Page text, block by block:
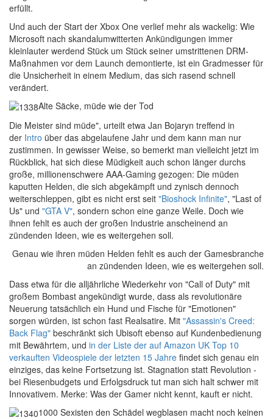
erfüllt.
Und auch der Start der Xbox One verlief mehr als wackelig: Wie
Microsoft nach skandalumwitterten Ankündigungen immer
kleinlauter werdend Stück um Stück seiner umstrittenen DRM-
Maßnahmen vor dem Launch demontierte, ist ein Gradmesser für
die Unsicherheit in einem Medium, das sich rasend schnell
verändert.
Alte Säcke, müde wie der Tod
Die Meister sind müde", urteilt etwa Jan Bojaryn treffend in
der Intro über das abgelaufene Jahr und dem kann man nur
zustimmen. In gewisser Weise, so bemerkt man vielleicht jetzt im
Rückblick, hat sich diese Müdigkeit auch schon länger durchs
große, millionenschwere AAA-Gaming gezogen: Die müden
kaputten Helden, die sich abgekämpft und zynisch dennoch
weiterschleppen, gibt es nicht erst seit "Bioshock Infinite", "Last of
Us" und "GTA V", sondern schon eine ganze Weile. Doch wie
ihnen fehlt es auch der großen Industrie anscheinend an
zündenden Ideen, wie es weitergehen soll.
Genau wie ihren müden Helden fehlt es auch der Gamesbranche
an zündenden Ideen, wie es weitergehen soll.
Dass etwa für die alljährliche Wiederkehr von "Call of Duty" mit
großem Bombast angekündigt wurde, dass als revolutionäre
Neuerung tatsächlich ein Hund und Fische für "Emotionen"
sorgen würden, ist schon fast Realsatire. Mit "Assassin's Creed:
Back Flag" beschränkt sich Ubisoft ebenso auf Kundenbedienung
mit Bewährtem, und in der Liste der auf Amazon UK Top 10
verkauften Videospiele der letzten 15 Jahre findet sich genau ein
einziges, das keine Fortsetzung ist. Stagnation statt Revolution -
bei Riesenbudgets und Erfolgsdruck tut man sich halt schwer mit
Innovativem. Merke: Was der Gamer nicht kennt, kauft er nicht.
1000 Sexisten den Schädel wegblasen macht noch keinen